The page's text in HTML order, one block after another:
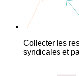
Collecter les
syndicales et